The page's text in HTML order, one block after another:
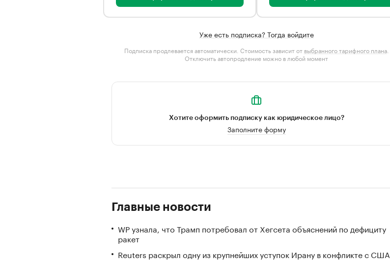
Уже есть подписка? Тогда войдите
Подписка продлевается автоматически. Стоимость зависит от выбранного тарифного плана.
Отключить автопродление можно в любой момент
Хотите оформить подписку как юридическое лицо?
Заполните форму
Главные новости
WP узнала, что Трамп потребовал от Хегсета объяснений по дефициту
ракет
Reuters раскрыл одну из крупнейших уступок Ирану в конфликте с США